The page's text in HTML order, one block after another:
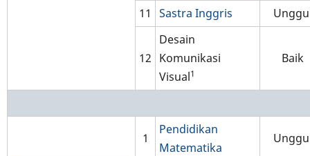
11
Sastra Inggris
12
Desain
Komunikasi
Visual1
Baik
1
Pendidikan
Matematika